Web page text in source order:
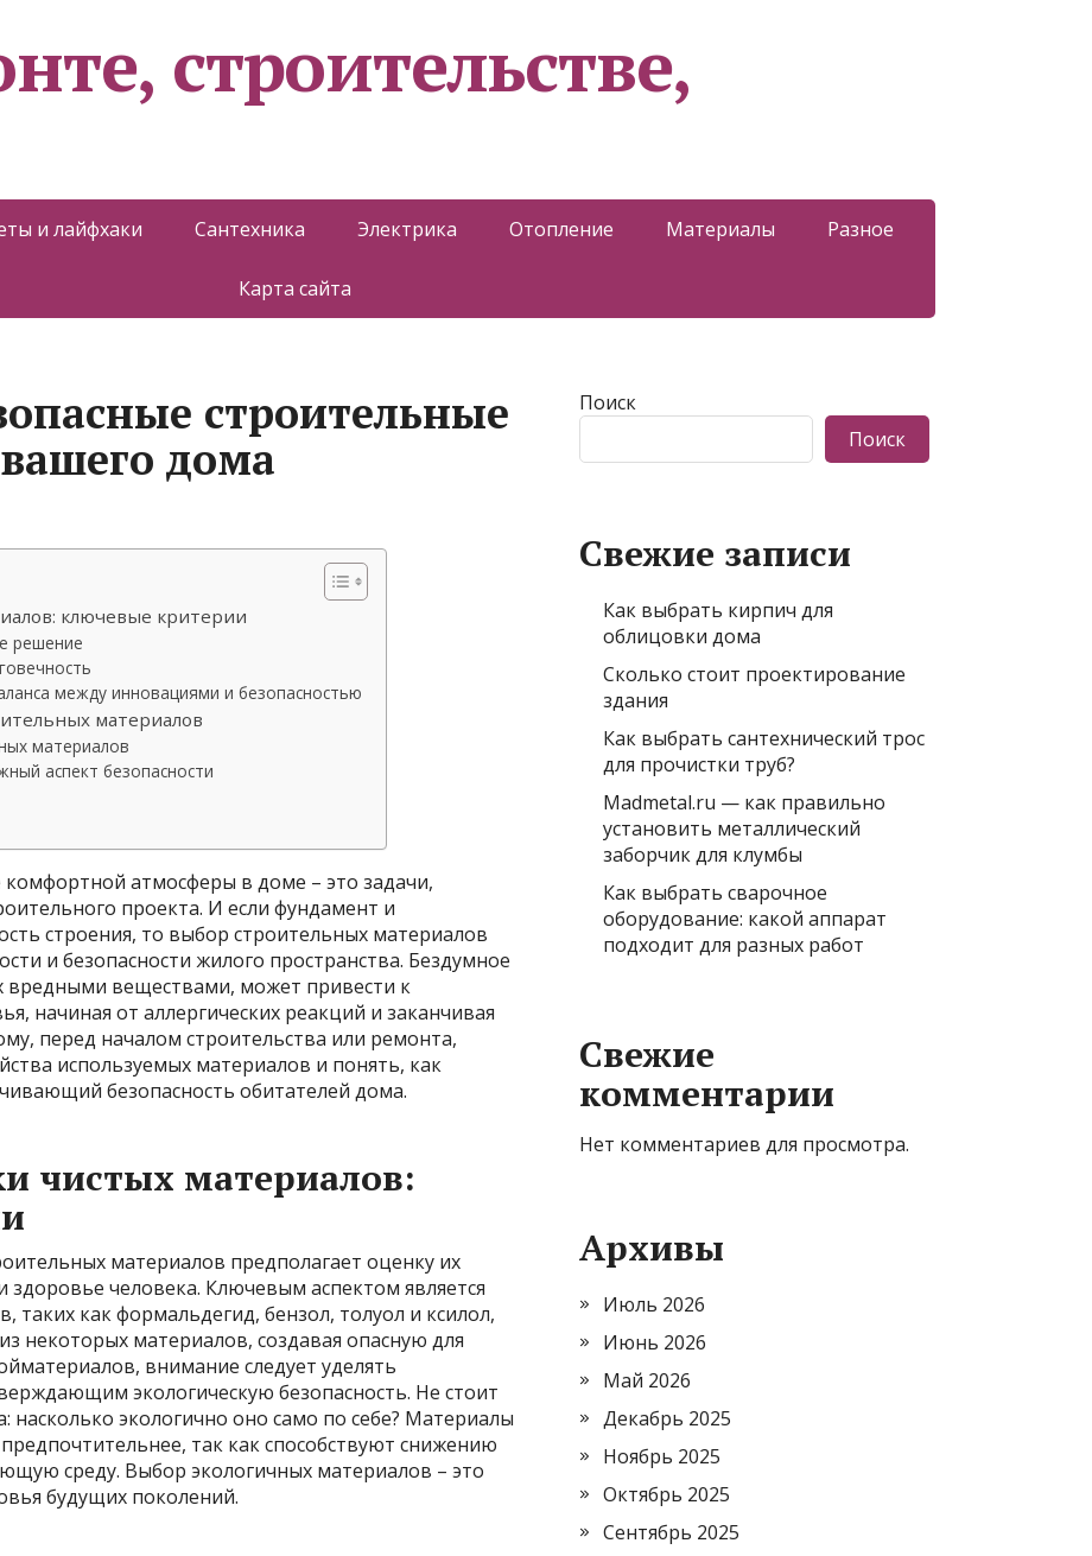
строительстве,
и лайфхаки Сантехника Электрика Отопление Материалы Разное
Карта сайта
строительные
дома
ключевые критерии
решение
между инновациями и безопасностью
материалов
материалов
аспект безопасности
атмосферы в доме – это задачи,
проекта. И если фундамент и
строения, то выбор строительных материалов
и безопасности жилого пространства. Бездумное
вредными веществами, может привести к
начиная от аллергических реакций и заканчивая
перед началом строительства или ремонта,
используемых материалов и понять, как
безопасность обитателей дома.
чистых материалов:
материалов предполагает оценку их
человека. Ключевым аспектом является
таких как формальдегид, бензол, толуол и ксилол,
некоторых материалов, создавая опасную для
внимание следует уделять
экологическую безопасность. Не стоит
насколько экологично оно само по себе? Материалы
так как способствуют снижению
среду. Выбор экологичных материалов – это
будущих поколений.
Поиск
Поиск
Свежие записи
Как выбрать кирпич для
облицовки дома
Сколько стоит проектирование
здания
Как выбрать сантехнический трос
для прочистки труб?
Madmetal.ru — как правильно
установить металлический
заборчик для клумбы
Как выбрать сварочное
оборудование: какой аппарат
подходит для разных работ
Свежие
комментарии
Нет комментариев для просмотра.
Архивы
Июль 2026
Июнь 2026
Май 2026
Декабрь 2025
Ноябрь 2025
Октябрь 2025
Сентябрь 2025